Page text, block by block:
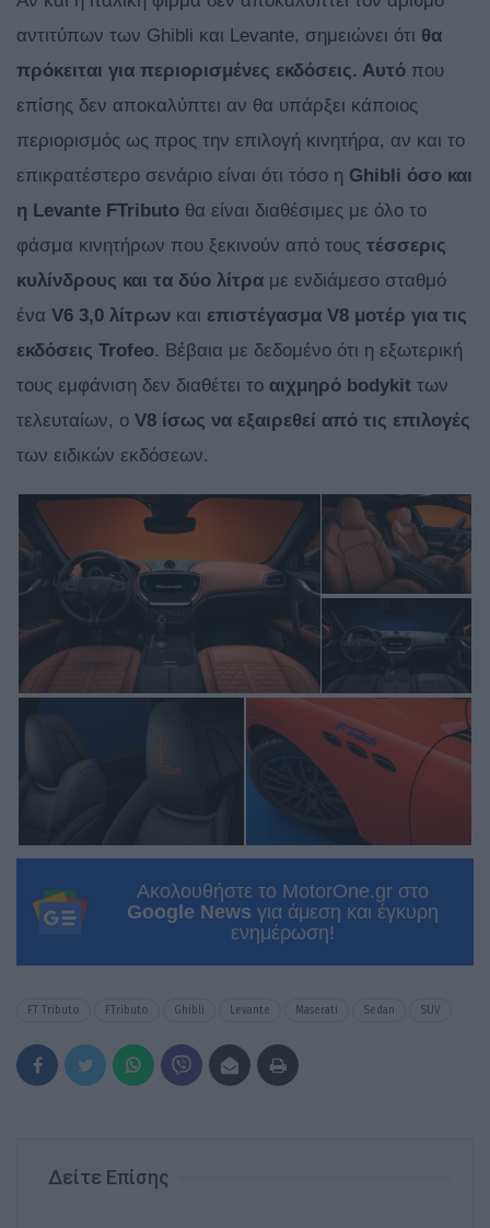
αντιτύπων των Ghibli και Levante, σημειώνει ότι θα
πρόκειται για περιορισμένες εκδόσεις. Αυτό που
επίσης δεν αποκαλύπτει αν θα υπάρξει κάποιος
περιορισμός ως προς την επιλογή κινητήρα, αν και το
επικρατέστερο σενάριο είναι ότι τόσο η Ghibli όσο και
η Levante FTributo θα είναι διαθέσιμες με όλο το
φάσμα κινητήρων που ξεκινούν από τους τέσσερις
κυλίνδρους και τα δύο λίτρα με ενδιάμεσο σταθμό
ένα V6 3,0 λίτρων και επιστέγασμα V8 μοτέρ για τις
εκδόσεις Trofeo. Βέβαια με δεδομένο ότι η εξωτερική
τους εμφάνιση δεν διαθέτει το αιχμηρό bodykit των
τελευταίων, ο V8 ίσως να εξαιρεθεί από τις επιλογές
των ειδικών εκδόσεων.
Ακολουθήστε το MotorOne.gr στο
Google News για άμεση και έγκυρη
ενημέρωση!
FT Tributo FTributo Ghibli Levante Maserati Sedan SUV
Δείτε Επίσης